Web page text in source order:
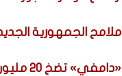
ملامح الجمهورية
«دامفي» تضخ 20 مليون دولار لإنشاء مصنع جديد للمخبوزات